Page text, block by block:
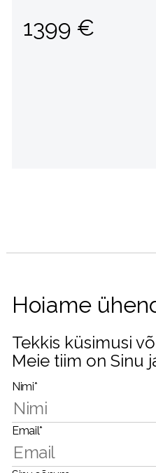
1399 €
Hoiame
Tekkis küsimusi
Meie tiim on Sinu
Nimi*
Email*